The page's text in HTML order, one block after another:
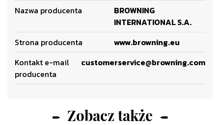
Nazwa producenta
BROWNING
INTERNATIONAL S.A.
Strona producenta
www.browning.eu
Kontakt e-mail
producenta
customerservice@browning.com
Zobacz także